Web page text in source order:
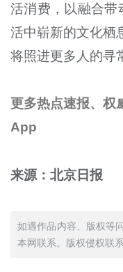
活消费，以融合带
活中崭新的文化栖
将照进更多人的寻
更多热点速报、权
App
来源：北京日报
如遇作品内容、版权等
本网联系。版权侵权联